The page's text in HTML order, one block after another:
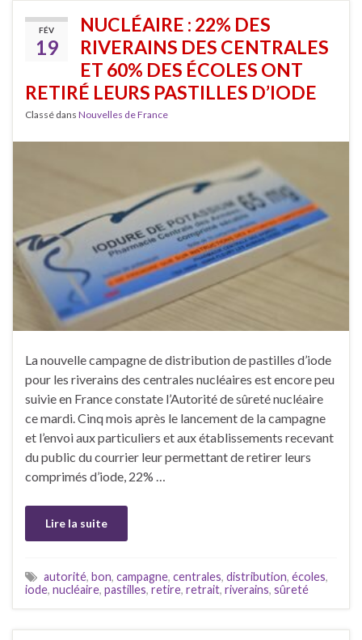
FÉV
19
NUCLÉAIRE : 22% DES
RIVERAINS DES CENTRALES
ET 60% DES ÉCOLES ONT
RETIRÉ LEURS PASTILLES D’IODE
Classé dans Nouvelles de France
La nouvelle campagne de distribution de pastilles d’iode
pour les riverains des centrales nucléaires est encore peu
suivie en France constate l’Autorité de sûreté nucléaire
ce mardi. Cinq mois après le lancement de la campagne
et l’envoi aux particuliers et aux établissements recevant
du public du courrier leur permettant de retirer leurs
comprimés d’iode, 22% …
Lire la suite
autorité, bon, campagne, centrales, distribution, écoles,
iode, nucléaire, pastilles, retire, retrait, riverains, sûreté